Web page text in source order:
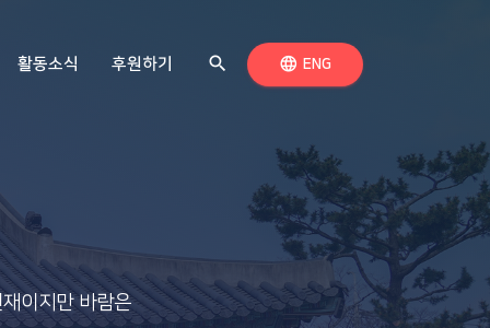
활동소식 후원하기 search 검색하기언어 전환
language ENG
이지만 바람은